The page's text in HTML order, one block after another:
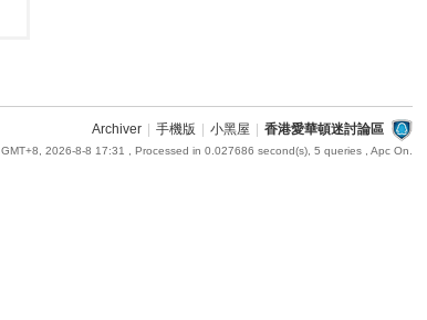
Archiver 手機版 小黑屋 香港愛華頓迷討論區
GMT+8, 2026-8-8 17:31 , Processed in 0.027686 second(s), 5 queries , Apc On.